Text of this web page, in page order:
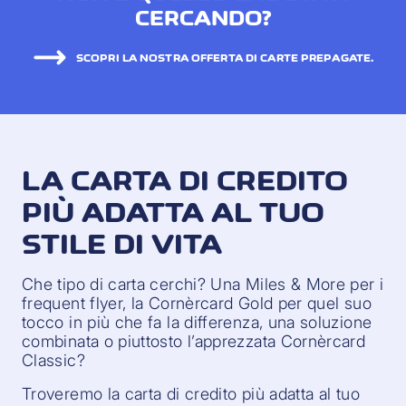
CERCANDO?
SCOPRI LA NOSTRA OFFERTA DI CARTE PREPAGATE.
LA CARTA DI CREDITO
PIÙ ADATTA AL TUO
STILE DI VITA
Che tipo di carta cerchi? Una Miles & More per i
frequent flyer, la Cornèrcard Gold per quel suo
tocco in più che fa la differenza, una soluzione
combinata o piuttosto l’apprezzata Cornèrcard
Classic?
Troveremo la carta di credito più adatta al tuo